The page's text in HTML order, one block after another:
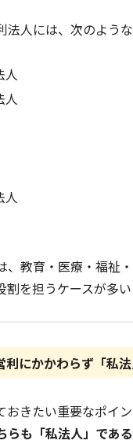
法人には、次のような
人
人
人
、教育・医療・福祉
割を担うケースが多い
にかかわらず「私法
おきたい重要なポイン
らも「私法人」である